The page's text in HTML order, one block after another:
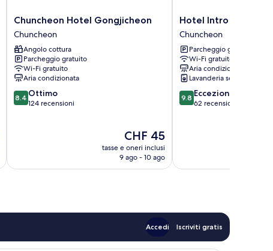
Chuncheon
Hotel
Gongjicheon
Chuncheon
Chuncheon Hotel Gongjicheon
Chuncheon
Angolo cottura
Parcheggio gratuito
Wi-Fi gratuito
Aria condizionata
8.4
su
8.4 Ottimo
124 recensioni
Il
prezzo
attuale
CHF 45
tasse e oneri inclusi
9 ago - 10 ago
Hotel
Intro
Chuncheon
Chuncheon
Hotel Intro
Chuncheon
Parcheggio gratuito
Wi-Fi gratuito
Aria condizionata
Lavanderia self-service
9.8
su
9.8 Eccezionale
62 recensioni
Accedi Iscriviti gratis